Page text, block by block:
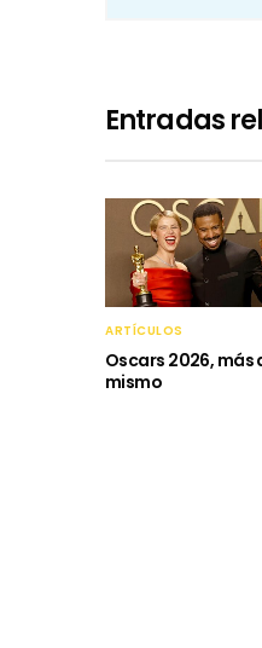
Entradas
ARTÍCULOS
Oscars 2026, más
mismo